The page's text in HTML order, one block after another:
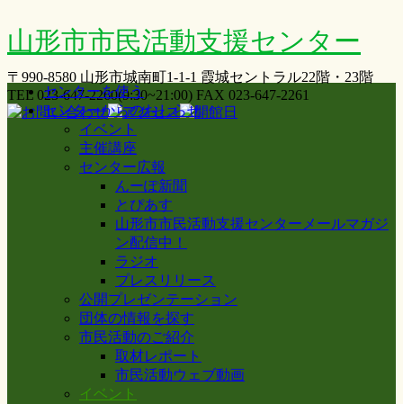
山形市市民活動支援センター
〒990-8580 山形市城南町1-1-1 霞城セントラル22階・23階
TEL 023-647-2260(9:30~21:00) FAX 023-647-2261
センターを使う
センターからのおしらせ
イベント
主催講座
センター広報
んーぽ新聞
とぴあす
山形市市民活動支援センターメールマガジ
ン配信中！
ラジオ
プレスリリース
公開プレゼンテーション
団体の情報を探す
市民活動のご紹介
取材レポート
市民活動ウェブ動画
イベント